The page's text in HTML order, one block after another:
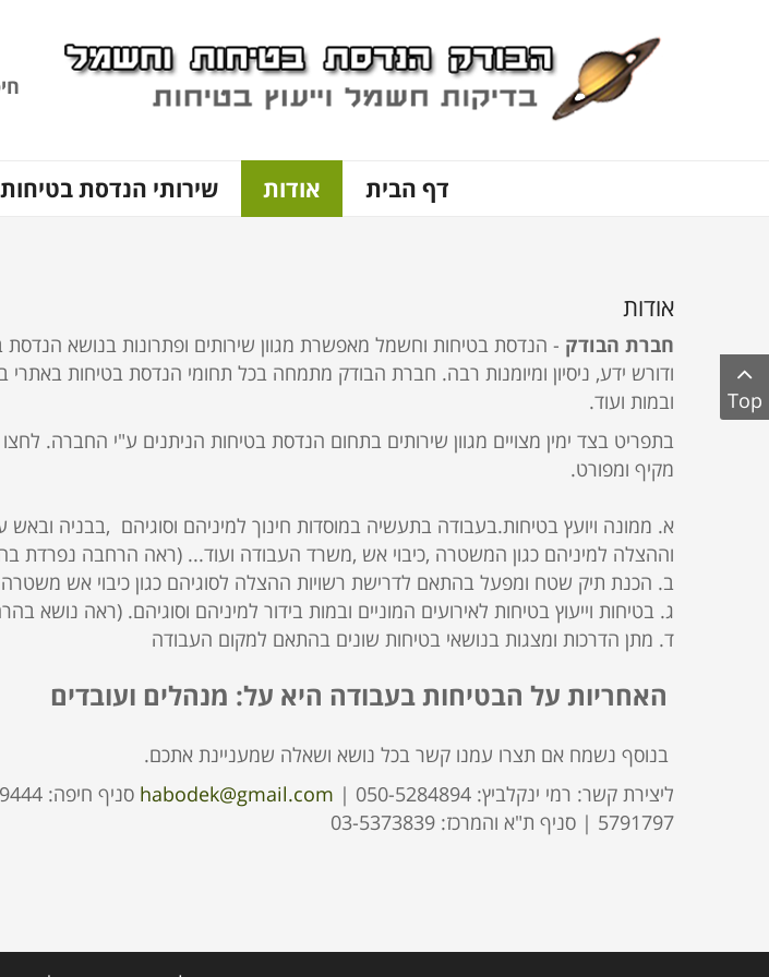
דף הבית אודות שירותי הנדסת בטיחות
אודות
חברת הבודק - הנדסת בטיחות וחשמל מאפשרת מגוון שירותים ופתרונות בנושא הנדסת
ודורש ידע, ניסיון ומיומנות רבה. חברת הבודק מתמחה בכל תחומי הנדסת בטיחות באתרי
ובמות ועוד.
בתפריט בצד ימין מצויים מגוון שירותים בתחום הנדסת בטיחות הניתנים ע"י החברה.
מקיף ומפורט.
א. ממונה ויועץ בטיחות.בעבודה בתעשיה במוסדות חינוך למיניהם וסוגיהם ,בבניה
וההצלה למיניהם כגון המשטרה ,כיבוי אש ,משרד העבודה ועוד... (ראה הרחבה נפרדת
ב. הכנת תיק שטח ומפעל בהתאם לדרישת רשויות ההצלה לסוגיהם כגון כיבוי אש משטרה
ג. בטיחות וייעוץ בטיחות לאירועים המוניים ובמות בידור למיניהם וסוגיהם. (ראה נושא
ד. מתן הדרכות ומצגות בנושאי בטיחות שונים בהתאם למקום העבודה
האחריות על הבטיחות בעבודה היא על: מנהלים ועובדים
בנוסף נשמח אם תצרו עמנו קשר בכל נושא ושאלה שמעניינת אתכם.
ליצירת קשר: רמי ינקלביץ: 050-5284894 |
habodek@gmail.com
5791797 | סניף ת"א והמרכז: 03-5373839
Top